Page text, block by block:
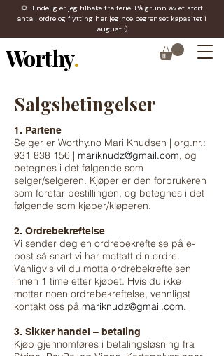
🌻 Endelig er jeg tilbake fra ferie. På grunn av et stort
antall ordre og flytting har jeg noe begrenset kapasitet i
august :)
Worthy.
Salgsbetingelser
1. Partene
Selger er Worthy.no Mari Knudsen | org.nr.:
931 838 156 | mariknudz@gmail.com, og
betegnes i det følgende som
selger/selgeren. Kjøper er den forbrukeren
som foretar bestillingen, og betegnes i det
følgende som kjøper/kjøperen.
2. Ordrebekreftelse
Vi sender deg en ordrebekreftelse på e-
post så snart vi har mottatt din ordre.
Vanligvis vil du motta ordrebekreftelsen
innen 1 time etter kjøpet. Hvis du ikke
mottar noen ordrebekreftelse, vennligst
kontakt oss på mariknudz@gmail.com.
3. Sikker handel – betaling
Kjøp gjennomføres i betalingsløsning fra